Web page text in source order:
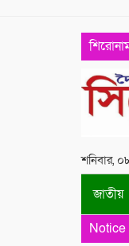
শনিবার,
জাতীয়
Notice